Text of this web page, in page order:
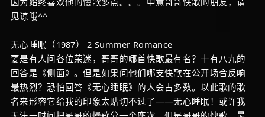
见谅哦^^
无心睡眠（1987） 2 Summer Romance
要是有人问各位荣迷，哥哥的哪首快歌最有名？十有八九的
回答是《侧面》。但是如果问他们哪支快歌在公开场合反响
最热烈？恐怕回答《无心睡眠》的人会占多数。以此歌的歌
名来形容它给我的印象太贴切不过了——无心睡眠！或许我